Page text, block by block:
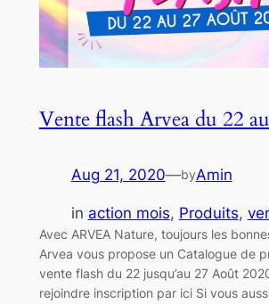
Vente flash Arvea du 22
Aug 21, 2020—byAmin
in action mois, Produits,
Avec ARVEA Nature, toujours les
Arvea vous propose un Catalogue de
vente flash du 22 jusqu’au 27 Août
rejoindre inscription par ici Si vous